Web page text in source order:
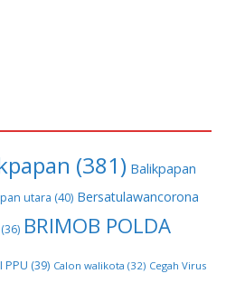
(381) Balikpapan
utara (40) Bersatulawancorona
(36) BRIMOB POLDA
PPU (39) Calon walikota (32) Cegah Virus